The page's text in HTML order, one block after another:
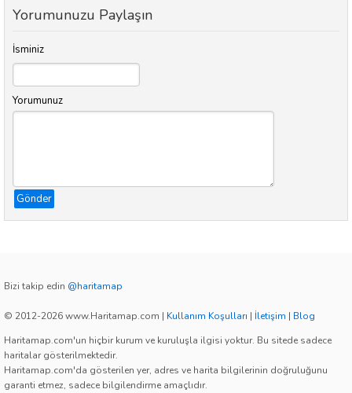
Yorumunuzu Paylaşın
İsminiz
Yorumunuz
Gönder
Bizi takip edin @haritamap
© 2012-2026 www.Haritamap.com | Kullanım Koşulları | İletişim | Blog
Haritamap.com'un hiçbir kurum ve kuruluşla ilgisi yoktur. Bu sitede sadece
haritalar gösterilmektedir.
Haritamap.com'da gösterilen yer, adres ve harita bilgilerinin doğruluğunu
garanti etmez, sadece bilgilendirme amaçlıdır.